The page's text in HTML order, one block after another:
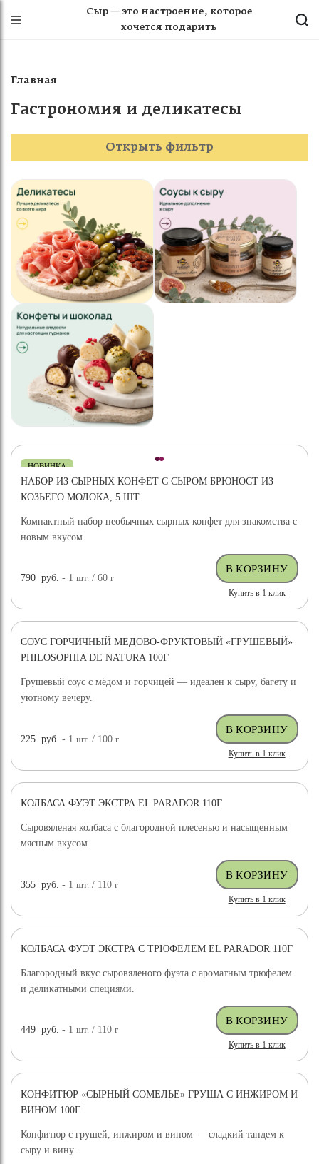
Сыр — это настроение, которое
хочется подарить
Главная
Гастрономия и деликатесы
Открыть фильтр
НОВИНКА
НАБОР ИЗ СЫРНЫХ КОНФЕТ С СЫРОМ БРЮНОСТ ИЗ
КОЗЬЕГО МОЛОКА, 5 ШТ.
Компактный набор необычных сырных конфет для знакомства с
новым вкусом.
790 руб. - 1шт. / 60г
Купить в 1 клик
СОУС ГОРЧИЧНЫЙ МЕДОВО-ФРУКТОВЫЙ «ГРУШЕВЫЙ»
PHILOSOPHIA DE NATURA 100Г
Грушевый соус с мёдом и горчицей — идеален к сыру, багету и
уютному вечеру.
225 руб. - 1шт. / 100г
Купить в 1 клик
КОЛБАСА ФУЭТ ЭКСТРА EL PARADOR 110Г
Сыровяленая колбаса с благородной плесенью и насыщенным
мясным вкусом.
355 руб. - 1шт. / 110г
Купить в 1 клик
КОЛБАСА ФУЭТ ЭКСТРА С ТРЮФЕЛЕМ EL PARADOR 110Г
Благородный вкус сыровяленого фуэта с ароматным трюфелем
и деликатными специями.
449 руб. - 1шт. / 110г
Купить в 1 клик
КОНФИТЮР «СЫРНЫЙ СОМЕЛЬЕ» ГРУША С ИНЖИРОМ И
ВИНОМ 100Г
Конфитюр с грушей, инжиром и вином — сладкий тандем к
сыру и вину.